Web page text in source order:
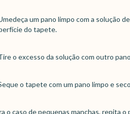
um pano limpo com a solução
do tapete.
o excesso da solução com outro
o tapete com um pano limpo e
o caso de pequenas manchas, repita